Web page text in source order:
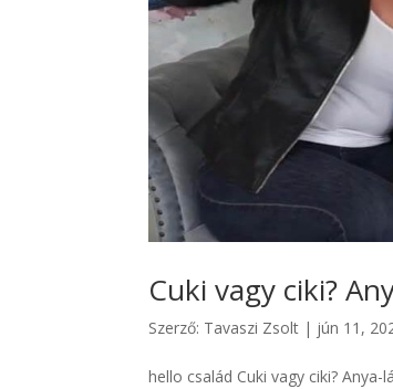
Cuki vagy ciki?
Szerző: Tavaszi Zsolt | jún 11,
hello család Cuki vagy ciki?